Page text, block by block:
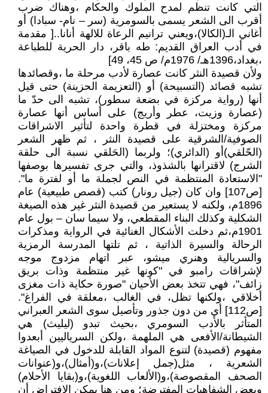
التي كانت تنظم لمدح الملوك والحكام ،وهناك ضرب
أقرب الى الشعر يسمى بالسومرية (سر – نام- سبادا) أو
أغاني الـ(الكالا)،ويعني ترانيم الرعاة للالهة أنانا..[ مقدمة
في أدب العراق القديم: طه باقر، دار الحرية للطباعة
،بغداد،1396هـ/ 1976م/ ص 45، 49]
ولأن قصيدة النثر كانت عصارة لأدب مرحلة ما ،وقصائدها
تشبه قصائد (التسبيحة) أو (التعزيمة الحزينة) حتى قيل
أنها (رواية مركزة في بضعة سطور)، تشبه الى حدّ ما
(عصارة وزيت، عطر وأريج) على أساس أنها عصارة
مركزة ومختزلة في قطرة واحدة لتأثير الاشراقات
الصوفية/الشرقية على قصيدة النثر ، ثم ظهر الشعر
(الحّلقي)أو (الدائري)؛ ولربما (الحَلقي نسبة الى حلقة
الشرج) لاقترانها بالشذوذ، والتي جرى تفسيرها بوصفها
"الاستعادة المنتظمة في النص لجملة ما أو لفترة ما".
[ص107] وان كان (جيل رونار) كتب (قصص طبيعية) عام
1896م، ولكنه لا يستعير من قصيدة النثر غير هذه الصيغة
الشكلية وكذلك البناء المقطعي، ولا سيما سان – بول عام
1901م،ثم دخلت الأشكال الغنائية في الرواية ومذكرات
الرحالة والسيرة الذاتية ، ثم تلتها المدرسة الرمزية
والسريالية وهنري ميشو، عبر اتهام مزدوج موجه
لإشراقات رامبو في "كونها غير منتظمة وذات بريق
زائف"، فهي تتخذ بعض الأحيان "صورة حكاية ذات مغزى
أخلاقي ،ولكنها تظل، في الغالب ،معلقة في الفراغ".
[ص112] أي من دون جذور وتأصيل سوى الشعر العبراني
المتأثر بالأدب السومري ،بحيث تبدو (ليليث) هي
الشيطانة/الأفعى هي الملهمة ،ولكن السرياليين أبعدوا
مفهوم (قصيدة) لتنوع المواد القابلة للدخول في الصياغة
الشعرية ، مثل(جمل إعلانات)،و(أمثال)،و(عنوانات
الصحف المقصوصة)،و(الألعاب اللغوية)،و(بقايا الأحلام)
وبعض الشفاهيات المفترضة؛ ومن هنا يمكن الافتراض أن